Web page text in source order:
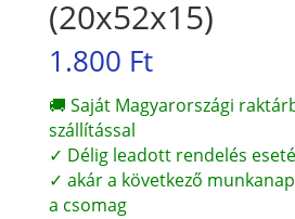
(20x52x15)
1.800 Ft
🚚 Saját Magyarországi
szállítással
✓ Délig leadott rendelés
✓ akár a következő
a csomag